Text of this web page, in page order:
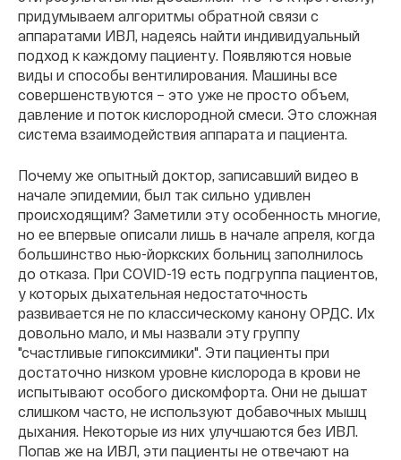
придумываем алгоритмы обратной связи с
аппаратами ИВЛ, надеясь найти индивидуальный
подход к каждому пациенту. Появляются новые
виды и способы вентилирования. Машины все
совершенствуются – это уже не просто объем,
давление и поток кислородной смеси. Это сложная
система взаимодействия аппарата и пациента.
Почему же опытный доктор, записавший видео в
начале эпидемии, был так сильно удивлен
происходящим? Заметили эту особенность многие,
но ее впервые описали лишь в начале апреля, когда
большинство нью-йоркских больниц заполнилось
до отказа. При COVID-19 есть подгруппа пациентов,
у которых дыхательная недостаточность
развивается не по классическому канону ОРДС. Их
довольно мало, и мы назвали эту группу
"счастливые гипоксимики". Эти пациенты при
достаточно низком уровне кислорода в крови не
испытывают особого дискомфорта. Они не дышат
слишком часто, не используют добавочных мышц
дыхания. Некоторые из них улучшаются без ИВЛ.
Попав же на ИВЛ, эти пациенты не отвечают на